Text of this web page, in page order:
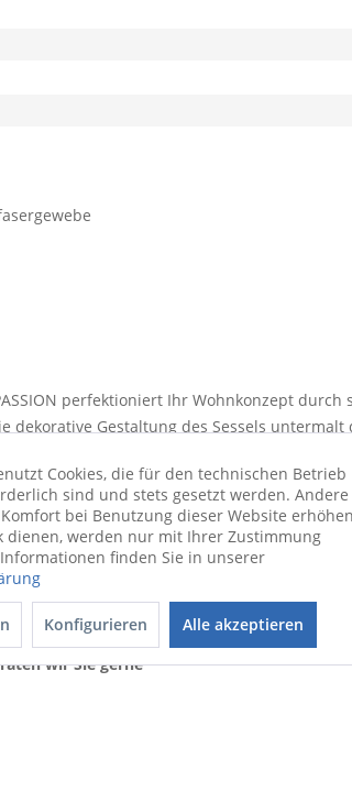
perfektioniert Ihr Wohnkonzept
Gestaltung des Sessels
die angenehme Polsterung. Dieses
werden nicht nur Ihrem Interieur das
unaufdringlichen Farbausführung fügt
mit dem Sessel nicht nur eine wohlige
und ein Breitenmaß von 73 cm auf. Dieser
wir Sie gerne
Cookies, die für den technischen Betrieb
sind und stets gesetzt werden. Andere
bei Benutzung dieser Website erhöhen
dienen, werden nur mit Ihrer Zustimmung
finden Sie in unserer
Konfigurieren Alle akzeptieren